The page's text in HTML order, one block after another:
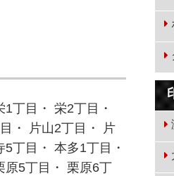
丁目・ 栄2丁目・
・ 片山2丁目・ 片
丁目・ 本多1丁目・
原5丁目・ 栗原6丁